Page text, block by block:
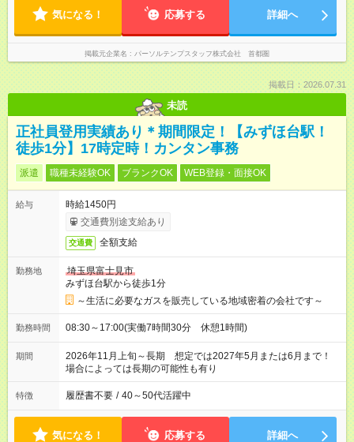
気になる！ 応募する 詳細へ
掲載元企業名 パーソルテンプスタッフ株式会社 首都圏
掲載日：2026.07.31
未読
正社員登用実績あり＊期間限定！【みずほ台駅！
徒歩1分】17時定時！カンタン事務
派遣 職種未経験OK ブランクOK WEB登録・面接OK
給与
時給1450円
交通費別途支給あり
交通費 全額支給
勤務地
埼玉県富士見市
みずほ台駅から徒歩1分
～生活に必要なガスを販売している地域密着の会社です～
勤務時間 08:30～17:00(実働7時間30分 休憩1時間)
期間
2026年11月上旬～長期 想定では2027年5月または6月まで！
場合によっては長期の可能性も有り
特徴 履歴書不要 / 40～50代活躍中
気になる！ 応募する 詳細へ